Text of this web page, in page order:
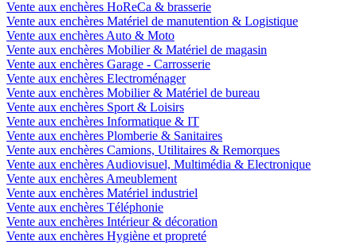
Vente aux enchères HoReCa & brasserie
Vente aux enchères Matériel de manutention & Logistique
Vente aux enchères Auto & Moto
Vente aux enchères Mobilier & Matériel de magasin
Vente aux enchères Garage - Carrosserie
Vente aux enchères Electroménager
Vente aux enchères Mobilier & Matériel de bureau
Vente aux enchères Sport & Loisirs
Vente aux enchères Informatique & IT
Vente aux enchères Plomberie & Sanitaires
Vente aux enchères Camions, Utilitaires & Remorques
Vente aux enchères Audiovisuel, Multimédia & Electronique
Vente aux enchères Ameublement
Vente aux enchères Matériel industriel
Vente aux enchères Téléphonie
Vente aux enchères Intérieur & décoration
Vente aux enchères Hygiène et propreté